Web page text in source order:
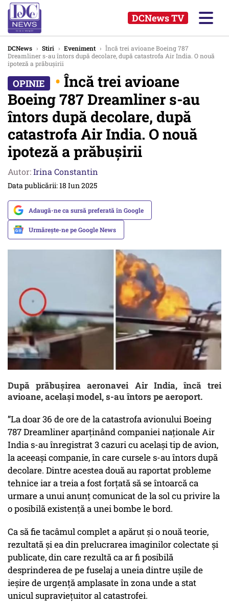
DCNews TV
DCNews › Stiri › Eveniment › Încă trei avioane Boeing 787
Dreamliner s-au întors după decolare, după catastrofa Air India. O nouă
ipoteză a prăbușirii
• Încă trei avioane
Boeing 787 Dreamliner s-au
întors după decolare, după
catastrofa Air India. O nouă
ipoteză a prăbușirii
Autor:Irina Constantin
Data publicării: 18 Iun 2025
Adaugă-ne ca sursă preferată în Google
Urmărește-ne pe Google News
După prăbușirea aeronavei Air India, încă trei
avioane, același model, s-au întors pe aeroport.
”La doar 36 de ore de la catastrofa avionului Boeing
787 Dreamliner aparținând companiei naționale Air
India s-au înregistrat 3 cazuri cu același tip de avion,
la aceeași companie, în care cursele s-au întors după
decolare. Dintre acestea două au raportat probleme
tehnice iar a treia a fost forțată să se întoarcă ca
urmare a unui anunț comunicat de la sol cu privire la
o posibilă existență a unei bombe le bord.
Ca să fie tacâmul complet a apărut și o nouă teorie,
rezultată și ea din prelucrarea imaginilor colectate și
publicate, din care rezultă ca ar fi posibilă
desprinderea de pe fuselaj a uneia dintre ușile de
ieșire de urgență amplasate în zona unde a stat
unicul supraviețuitor al catastrofei.